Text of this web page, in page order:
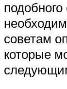
советам
которые